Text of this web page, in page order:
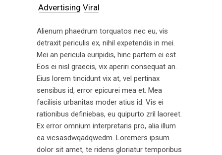
Advertising Viral
Alienum phaedrum torquatos nec eu, vis
detraxit periculis ex, nihil expetendis in mei.
Mei an pericula euripidis, hinc partem ei est.
Eos ei nisl graecis, vix aperiri consequat an.
Eius lorem tincidunt vix at, vel pertinax
sensibus id, error epicurei mea et. Mea
facilisis urbanitas moder atius id. Vis ei
rationibus definiebas, eu quipurto zril laoreet.
Ex error omnium interpretaris pro, alia illum
ea vicsasdwqadqwedm. Loremers ipsum
dolor sit amet, te ridens gloriatur temporibus